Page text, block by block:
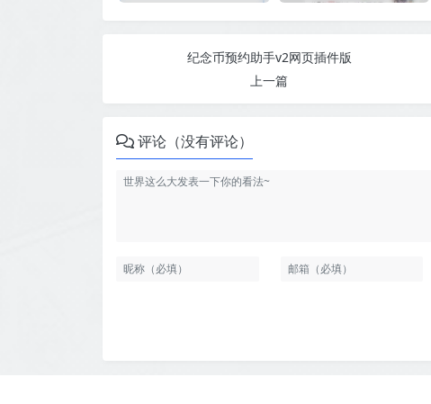
纪念币预约助手v2网页插件版
上一篇
评论（没有评论）